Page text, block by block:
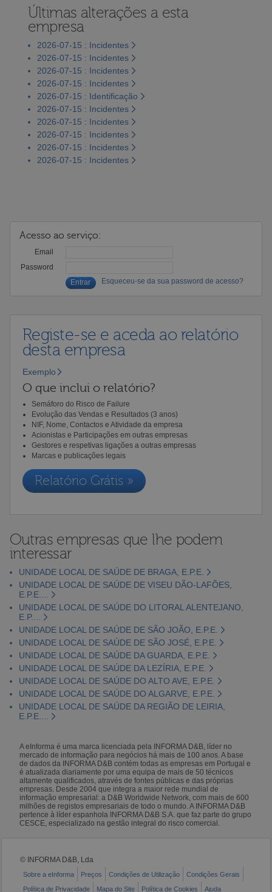
Últimas alterações a esta
empresa
2026-07-15 : Incidentes
2026-07-15 : Incidentes
2026-07-15 : Incidentes
2026-07-15 : Incidentes
2026-07-15 : Identificação
2026-07-15 : Incidentes
2026-07-15 : Incidentes
2026-07-15 : Incidentes
2026-07-15 : Incidentes
2026-07-15 : Incidentes
Acesso ao serviço:
Email
Password
Esqueceu-se da sua password de acesso?
Registe-se e aceda ao relatório
desta empresa
Exemplo
O que inclui o relatório?
Semáforo do Risco de Failure
Evolução das Vendas e Resultados (3 anos)
NIF, Nome, Contactos e Atividade da empresa
Acionistas e Participações em outras empresas
Gestores e respetivas ligações a outras empresas
Marcas e publicações legais
Relatório Grátis »
Outras empresas que lhe podem
interessar
UNIDADE LOCAL DE SAÚDE DE BRAGA, E.P.E.
UNIDADE LOCAL DE SAÚDE DE VISEU DÃO-LAFÕES,
E.P.E....
UNIDADE LOCAL DE SAÚDE DO LITORAL ALENTEJANO,
E.P....
UNIDADE LOCAL DE SAÚDE DE SÃO JOÃO, E.P.E.
UNIDADE LOCAL DE SAÚDE DE SÃO JOSÉ, E.P.E.
UNIDADE LOCAL DE SAÚDE DA GUARDA, E.P.E.
UNIDADE LOCAL DE SAÚDE DA LEZÍRIA, E.P.E.
UNIDADE LOCAL DE SAÚDE DO ALTO AVE, E.P.E.
UNIDADE LOCAL DE SAÚDE DO ALGARVE, E.P.E.
UNIDADE LOCAL DE SAÚDE DA REGIÃO DE LEIRIA,
E.P.E....
A eInforma é uma marca licenciada pela INFORMA D&B, líder no
mercado de informação para negócios há mais de 100 anos. A base
de dados da INFORMA D&B contém todas as empresas em Portugal e
é atualizada diariamente por uma equipa de mais de 50 técnicos
altamente qualificados, através de fontes públicas e das próprias
empresas. Desde 2004 que integra a maior rede mundial de
informação empresarial: a D&B Worldwide Network, com mais de 600
milhões de registos empresariais de todo o mundo. A INFORMA D&B
pertence à líder espanhola INFORMA D&B S.A. que faz parte do grupo
CESCE, especializado na gestão integral do risco comercial.
© INFORMA D&B, Lda
Sobre a eInforma Preços Condições de Utilização
Condições Gerais
Política de Privacidade
Mapa do Site Política de Cookies Ajuda